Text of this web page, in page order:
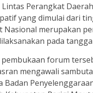
Lintas Perangkat
yang dimulai dari
Nasional merupakan
pada
pembukaan forum
mengawali
Badan